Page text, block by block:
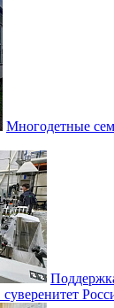
Многодетные